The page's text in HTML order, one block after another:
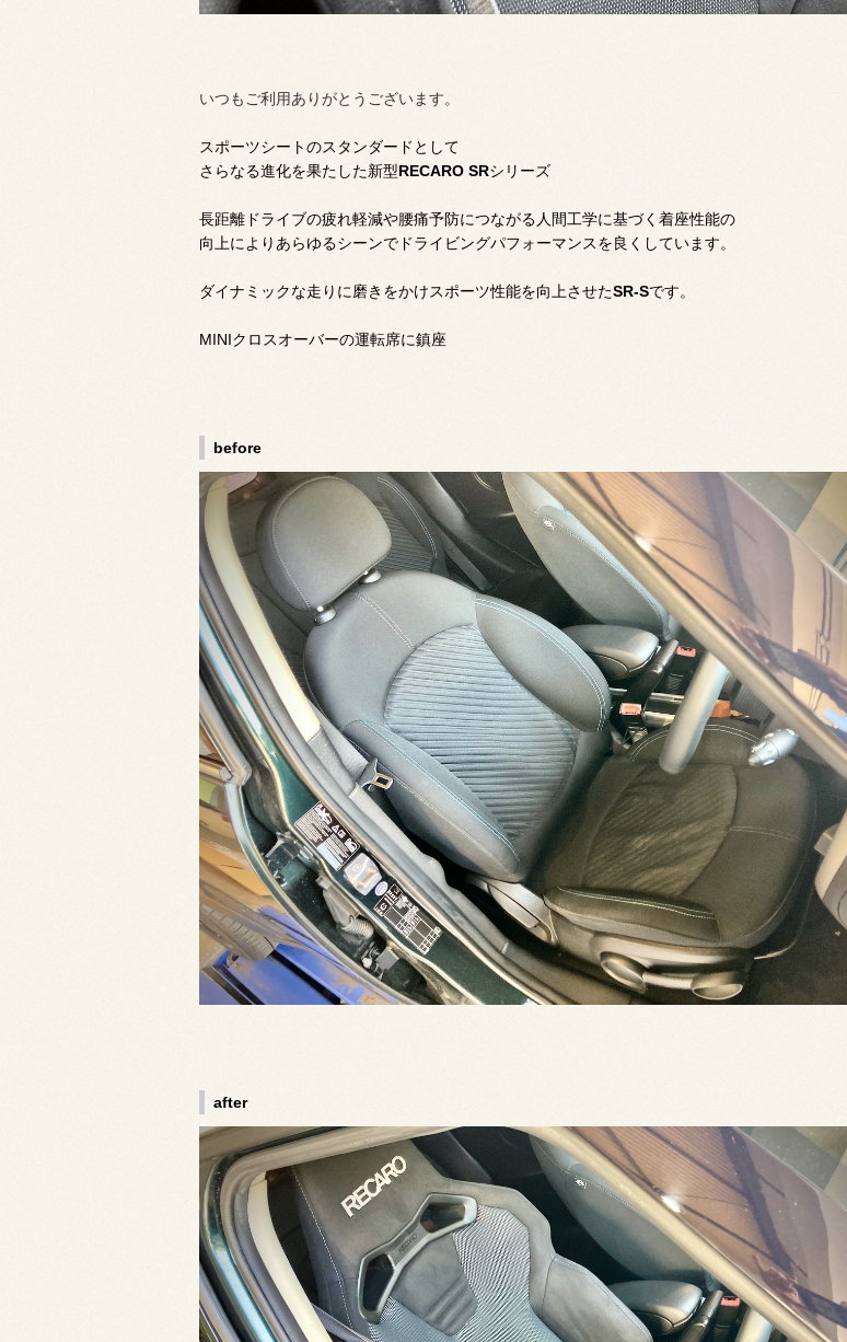
いつもご利用ありがとうございます。
スポーツシートのスタンダードとして
さらなる進化を果たした新型RECARO SRシリーズ
長距離ドライブの疲れ軽減や腰痛予防につながる人間工学に基づく着座性能の
向上によりあらゆるシーンでドライビングパフォーマンスを良くしています。
ダイナミックな走りに磨きをかけスポーツ性能を向上させたSR-Sです。
MINIクロスオーバーの運転席に鎮座
before
after